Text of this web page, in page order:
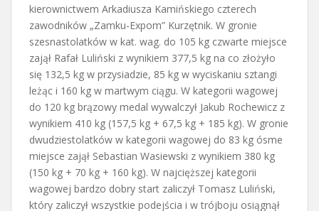
kierownictwem Arkadiusza Kamińskiego czterech
zawodników „Zamku-Expom” Kurzętnik. W gronie
szesnastolatków w kat. wag. do 105 kg czwarte miejsce
zajął Rafał Luliński z wynikiem 377,5 kg na co złożyło
się 132,5 kg w przysiadzie, 85 kg w wyciskaniu sztangi
leżąc i 160 kg w martwym ciągu. W kategorii wagowej
do 120 kg brązowy medal wywalczył Jakub Rochewicz z
wynikiem 410 kg (157,5 kg + 67,5 kg + 185 kg). W gronie
dwudziestolatków w kategorii wagowej do 83 kg ósme
miejsce zajął Sebastian Wasiewski z wynikiem 380 kg
(150 kg + 70 kg + 160 kg). W najcięższej kategorii
wagowej bardzo dobry start zaliczył Tomasz Luliński,
który zaliczył wszystkie podejścia i w trójboju osiągnął